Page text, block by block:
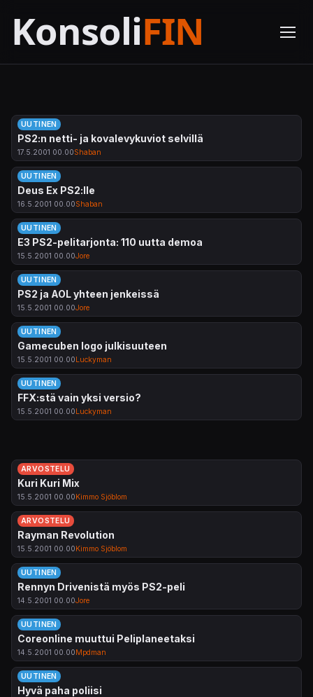
UUTINEN
PS2:n netti- ja kovalevykuviot selvillä
17.5.2001 00.00Shaban
UUTINEN
Deus Ex PS2:lle
16.5.2001 00.00Shaban
UUTINEN
E3 PS2-pelitarjonta: 110 uutta demoa
15.5.2001 00.00Jore
UUTINEN
PS2 ja AOL yhteen jenkeissä
15.5.2001 00.00Jore
UUTINEN
Gamecuben logo julkisuuteen
15.5.2001 00.00Luckyman
UUTINEN
FFX:stä vain yksi versio?
15.5.2001 00.00Luckyman
ARVOSTELU
Kuri Kuri Mix
15.5.2001 00.00Kimmo Sjöblom
ARVOSTELU
Rayman Revolution
15.5.2001 00.00Kimmo Sjöblom
UUTINEN
Rennyn Drivenistä myös PS2-peli
14.5.2001 00.00Jore
UUTINEN
Coreonline muuttui Peliplaneetaksi
14.5.2001 00.00Mpdman
UUTINEN
Hyvä paha poliisi